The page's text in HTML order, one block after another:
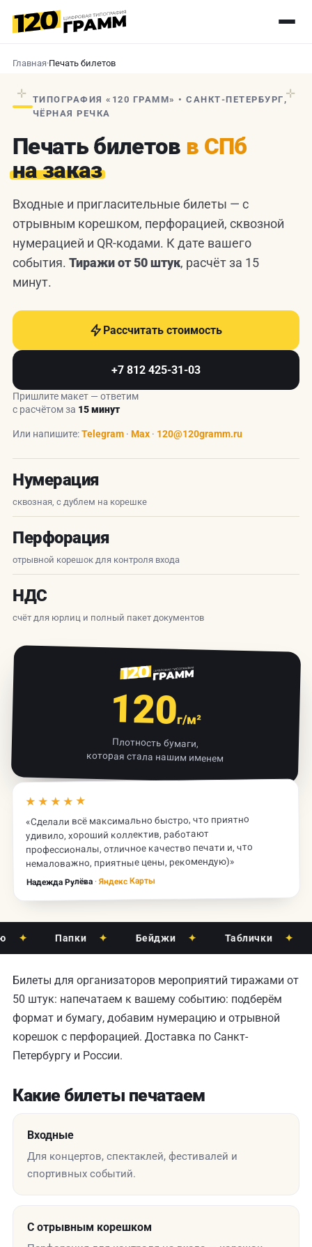
Главная·Печать билетов
✛ ✛
ТИПОГРАФИЯ «120 ГРАММ» • САНКТ-ПЕТЕРБУРГ,
ЧЁРНАЯ РЕЧКА
Печать билетов в СПб
на заказ
Входные и пригласительные билеты — с
отрывным корешком, перфорацией, сквозной
нумерацией и QR-кодами. К дате вашего
события. Тиражи от 50 штук, расчёт за 15
минут.
Рассчитать стоимость
+7 812 425-31-03
Пришлите макет — ответим
с расчётом за 15 минут
Или напишите:Telegram · Max · 120@120gramm.ru
Нумерация
сквозная, с дублем на корешке
Перфорация
отрывной корешок для контроля входа
НДС
счёт для юрлиц и полный пакет документов
120г/м²
Плотность бумаги,
которая стала нашим именем
★★★★★
«Сделали всё максимально быстро, что приятно
удивило, хороший коллектив, работают
профессионалы, отличное качество печати и, что
немаловажно, приятные цены, рекомендую)»
Надежда Рулёва· Яндекс Карты
✦ Папки ✦ Бейджи ✦ Таблички ✦
Билеты для организаторов мероприятий тиражами от
50 штук: напечатаем к вашему событию: подберём
формат и бумагу, добавим нумерацию и отрывной
корешок с перфорацией. Доставка по Санкт-
Петербургу и России.
Какие билеты печатаем
Входные
Для концертов, спектаклей, фестивалей и
спортивных событий.
С отрывным корешком